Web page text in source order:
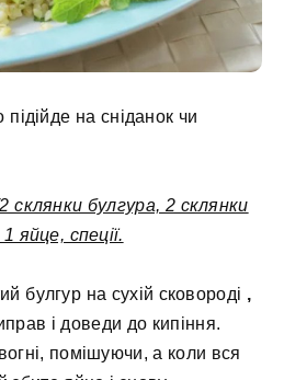
на сніданок чи
склянки булгура, 2 склянки
яйце, спеції.
булгур на сухій сковороді ,
і доведи до кипіння.
помішуючи, а коли вся